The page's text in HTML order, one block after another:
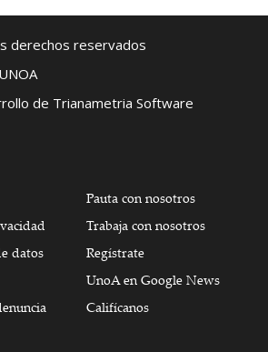
derechos reservados
de Trianametria Software
datos
Pauta con nosotros
Trabaja con nosotros
Regístrate
UnoA en Google News
Califícanos